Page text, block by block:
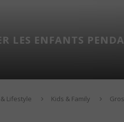
LES ENFANTS
& Lifestyle Kids & Family